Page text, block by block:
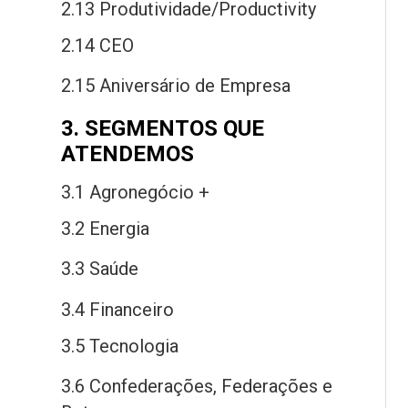
2.13 Produtividade/Productivity
2.14 CEO
2.15 Aniversário de Empresa
3. SEGMENTOS QUE
ATENDEMOS
3.1 Agronegócio +
3.2 Energia
3.3 Saúde
3.4 Financeiro
3.5 Tecnologia
3.6 Confederações, Federações e